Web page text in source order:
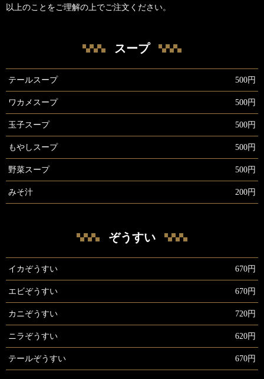
以上のことをご理解の上でご注文ください。
スープ
テールスープ 500円
ワカメスープ 500円
玉子スープ 500円
もやしスープ 500円
野菜スープ 500円
みそ汁 200円
ぞうすい
イカぞうすい 670円
エビぞうすい 670円
カニぞうすい 720円
ニラぞうすい 620円
テールぞうすい 670円